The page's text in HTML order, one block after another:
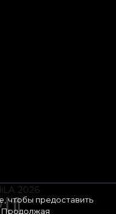
чтобы предоставить
Продолжая
2026